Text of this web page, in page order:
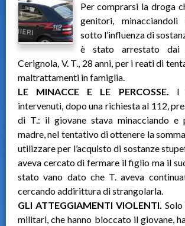
Per comprarsi la droga
genitori,
sotto l’influenza di
è stato arrestato dai
Cerignola, V. T., 28 anni, per i reati di
maltrattamenti in famiglia.
LE MINACCE E LE PERCOSSE. I
intervenuti, dopo una richiesta al 112,
di T.: il giovane stava minacciando e
madre, nel tentativo di ottenere la
utilizzare per l’acquisto di sostanze
aveva cercato di fermare il figlio ma il
stato vano dato che T. aveva
cercando addirittura di strangolarla.
GLI ATTEGGIAMENTI VIOLENTI.
militari, che hanno bloccato il giovane,